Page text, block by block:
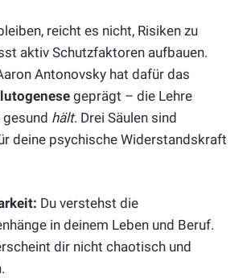
reicht es nicht, Risiken zu
aktiv Schutzfaktoren aufbauen.
Antonovsky hat dafür das
geprägt – die Lehre
gesund hält. Drei Säulen sind
deine psychische Widerstandskraft
Du verstehst die
in deinem Leben und Beruf.
dir nicht chaotisch und